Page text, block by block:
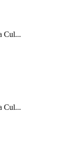
Cul...
Cul...